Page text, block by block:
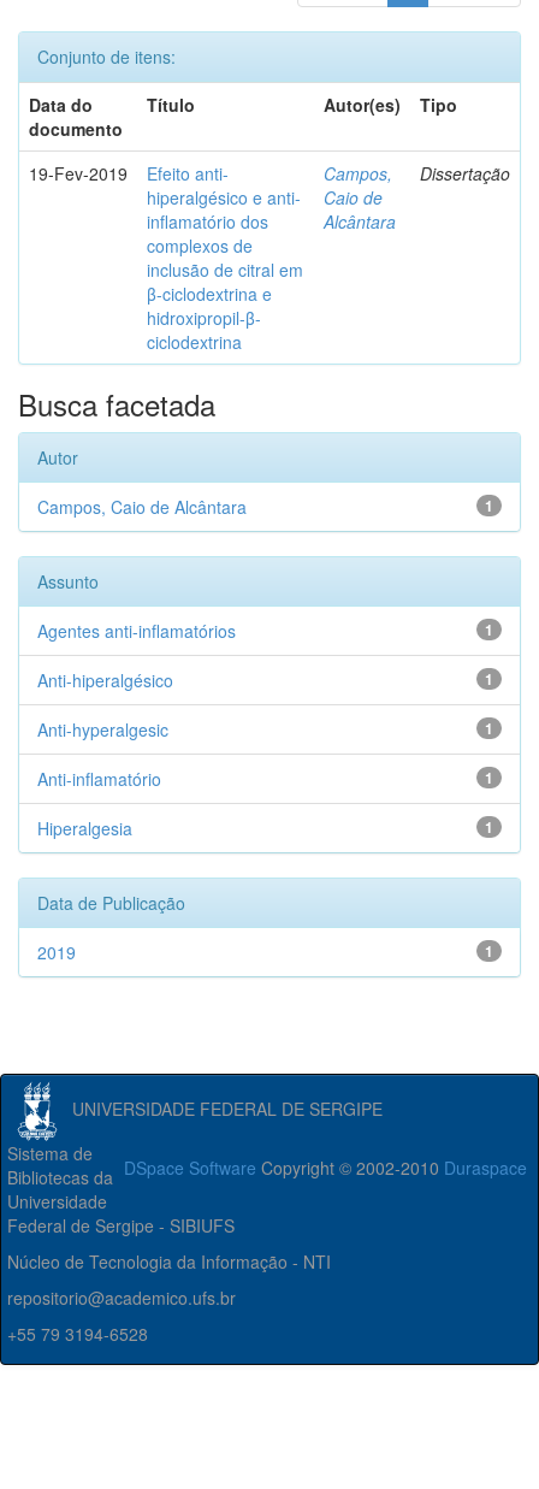
Conjunto de itens:
Data do
documento
Título Autor(es) Tipo
19-Fev-2019
Efeito anti-
hiperalgésico e anti-
inflamatório dos
complexos de
inclusão de citral em
β-ciclodextrina e
hidroxipropil-β-
ciclodextrina
Campos,
Caio de
Alcântara
Dissertação
Busca facetada
Autor
1
Campos, Caio de Alcântara
Assunto
1
Agentes anti-inflamatórios
1
Anti-hiperalgésico
1
Anti-hyperalgesic
1
Anti-inflamatório
1
Hiperalgesia
Data de Publicação
1
2019
UNIVERSIDADE FEDERAL DE SERGIPE
DSpace Software Copyright © 2002-2010 Duraspace
Sistema de
Bibliotecas da
Universidade
Federal de Sergipe - SIBIUFS
Núcleo de Tecnologia da Informação - NTI
repositorio@academico.ufs.br
+55 79 3194-6528